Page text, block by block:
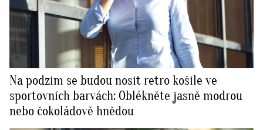
Na podzim se budou nosit retro košile ve
sportovních barvách: Oblékněte jasně modrou
nebo čokoládově hnědou